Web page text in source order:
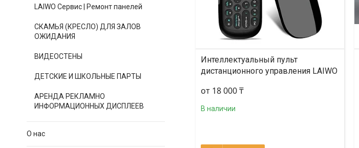
Интеллектуальный пульт
дистанционного управления LAIWO
от 18 000 ₸
В наличии
LAIWO Сервис | Ремонт панелей
СКАМЬЯ (КРЕСЛО) ДЛЯ ЗАЛОВ
ОЖИДАНИЯ
ВИДЕОСТЕНЫ
ДЕТСКИЕ И ШКОЛЬНЫЕ ПАРТЫ
АРЕНДА РЕКЛАМНО
ИНФОРМАЦИОННЫХ ДИСПЛЕЕВ
О нас